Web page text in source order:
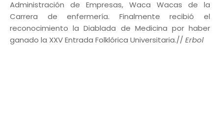
Administración de Empresas, Waca Wacas de la
Carrera de enfermería. Finalmente recibió el
reconocimiento la Diablada de Medicina por haber
ganado la XXV Entrada Folklórica Universitaria.// Erbol